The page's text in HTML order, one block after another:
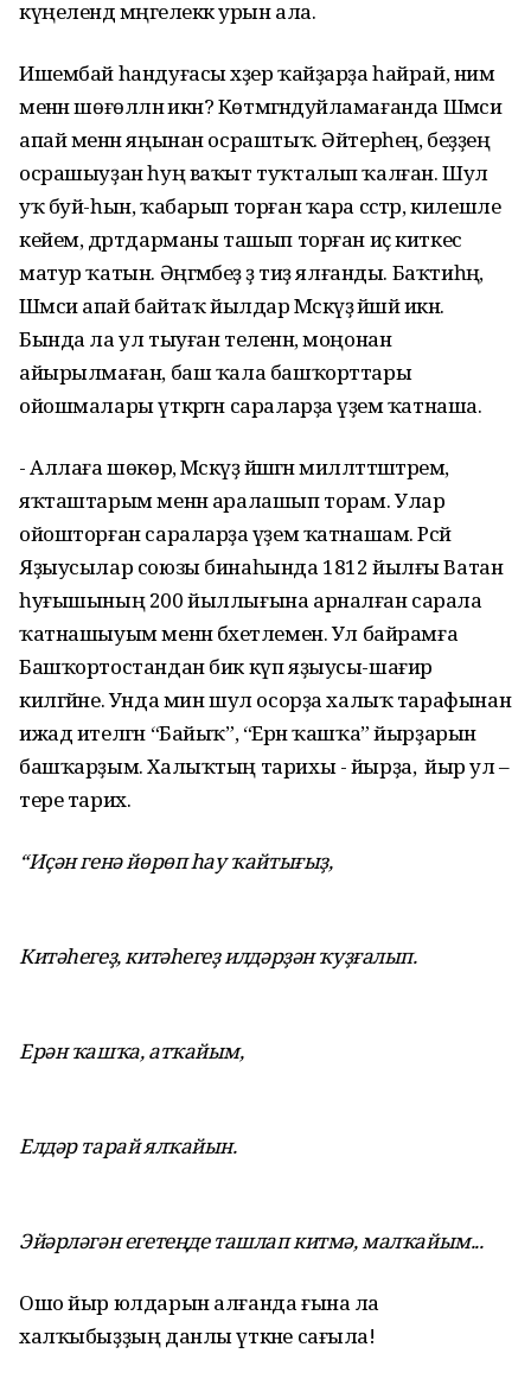
күңелендә мәңгелеккә урын ала.
Ишембай һандуғасы хәҙер ҡайҙарҙа һайрай, нимә
менән шөғөлләнә икән? Көтмәгәндәуйламағанда Шәмсиә
апай менән яңынан осраштыҡ. Әйтерһең, беҙҙең
осрашыуҙан һуң ваҡыт туҡталып ҡалған. Шул
уҡ буй-һын, ҡабарып торған ҡара сәстәр, килешле
кейем, дәртдарманы ташып торған иҫ киткес
матур ҡатын. Әңгәмәбеҙ ҙә тиҙ ялғанды. Баҡтиһәң,
Шәмсиә апай байтаҡ йылдар Мәскәүҙә йәшәй икән.
Бында ла ул тыуған теленән, моңонан
айырылмаған, баш ҡала башҡорттары
ойошмалары үткәргән сараларҙа әүҙем ҡатнаша.
- Аллаға шөкөр, Мәскәүҙә йәшәгән милләттәштәрем,
яҡташтарым менән аралашып торам. Улар
ойошторған сараларҙа әүҙем ҡатнашам. Рәсәй
Яҙыусылар союзы бинаһында 1812 йылғы Ватан
һуғышының 200 йыллығына арналған сарала
ҡатнашыуым менән бәхетлемен. Ул байрамға
Башҡортостандан бик күп яҙыусы-шағир
килгәйне. Унда мин шул осорҙа халыҡ тарафынан
ижад ителгән “Байыҡ”, “Ерән ҡашҡа” йырҙарын
башҡарҙым. Халыҡтың тарихы - йырҙа, ә йыр ул –
тере тарих.
“Иҫән генә йөрөп һау ҡайтығыҙ,
Китәһегеҙ, китәһегеҙ илдәрҙән ҡуҙғалып.
Ерән ҡашҡа, атҡайым,
Елдәр тарай ялҡайын.
Эйәрләгән егетеңде ташлап китмә, малҡайым...
Ошо йыр юлдарын алғанда ғына ла
халҡыбыҙҙың данлы үткәне сағыла!